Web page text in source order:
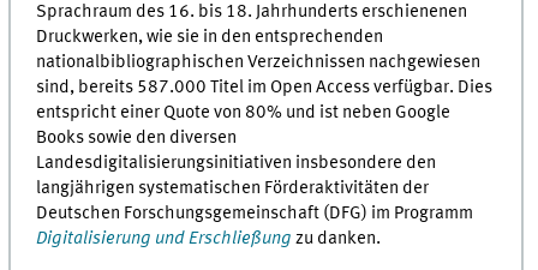
Sprachraum des 16. bis 18. Jahrhunderts erschienenen
Druckwerken, wie sie in den entsprechenden
nationalbibliographischen Verzeichnissen nachgewiesen
sind, bereits 587.000 Titel im Open Access verfügbar. Dies
entspricht einer Quote von 80% und ist neben Google
Books sowie den diversen
Landesdigitalisierungsinitiativen insbesondere den
langjährigen systematischen Förderaktivitäten der
Deutschen Forschungsgemeinschaft (DFG) im Programm
Digitalisierung und Erschließung zu danken.